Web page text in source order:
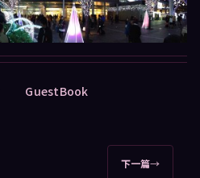
GuestBook
下一篇→